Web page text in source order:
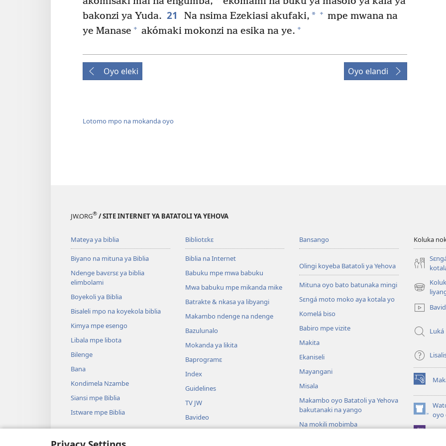
bakonzi ya Yuda. 21 Na nsima Ezekiasi akufaki, * + mpe mwana na
ye Manase + akómaki mokonzi na esika na ye. +
Oyo eleki Oyo elandi
Lotomo mpo na mokanda oyo
JW.ORG® / SITE INTERNET YA BATATOLI YA YEHOVA
Mateya ya biblia
Biyano na mituna ya Biblia
Ndenge bavɛrsɛ ya biblia
elimbolami
Boyekoli ya Biblia
Bisaleli mpo na koyekola biblia
Kimya mpe esengo
Libala mpe libota
Bilenge
Bana
Kondimela Nzambe
Siansi mpe Biblia
Istware mpe Biblia
Bibliotɛkɛ
Biblia na Internet
Babuku mpe mwa babuku
Mwa babuku mpe mikanda mike
Batrakte & nkasa ya libyangi
Makambo ndenge na ndenge
Bazulunalo
Mokanda ya likita
Baprogramɛ
Index
Guidelines
TV JW
Bavideo
Miziki
Bansango
Olingi koyeba Batatoli ya Yehova
Mituna oyo bato batunaka mingi
Sɛngá moto moko aya kotala yo
Komelá biso
Babiro mpe vizite
Makita
Ekaniseli
Mayangani
Misala
Makambo oyo Batatoli ya Yehova
bakutanaki na yango
Na mokili mobimba
Koluka
(fungolá
mosusu)
Luká
(fungolá
fenɛtrɛ
mosusu)
oyo
(fungolá
fenɛtrɛ